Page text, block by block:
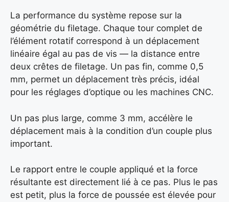
La performance du système repose sur la
géométrie du filetage. Chaque tour complet de
l’élément rotatif correspond à un déplacement
linéaire égal au pas de vis — la distance entre
deux crêtes de filetage. Un pas fin, comme 0,5
mm, permet un déplacement très précis, idéal
pour les réglages d’optique ou les machines CNC.
Un pas plus large, comme 3 mm, accélère le
déplacement mais à la condition d’un couple plus
important.
Le rapport entre le couple appliqué et la force
résultante est directement lié à ce pas. Plus le pas
est petit, plus la force de poussée est élevée pour